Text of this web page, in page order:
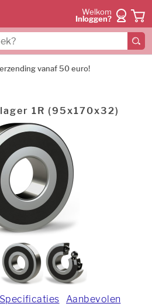
Welkom
Inloggen?
vanaf 50 euro!
1R (95x170x32)
Specificaties
Aanbevolen